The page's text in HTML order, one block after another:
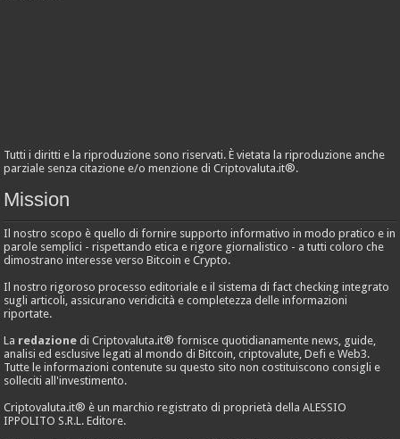
Tutti i diritti e la riproduzione sono riservati. È vietata la riproduzione anche
parziale senza citazione e/o menzione di Criptovaluta.it®.
Mission
Il nostro scopo è quello di fornire supporto informativo in modo pratico e in
parole semplici - rispettando etica e rigore giornalistico - a tutti coloro che
dimostrano interesse verso Bitcoin e Crypto.
Il nostro rigoroso processo editoriale e il sistema di fact checking integrato
sugli articoli, assicurano veridicità e completezza delle informazioni
riportate.
La redazione di Criptovaluta.it® fornisce quotidianamente news, guide,
analisi ed esclusive legati al mondo di Bitcoin, criptovalute, Defi e Web3.
Tutte le informazioni contenute su questo sito non costituiscono consigli e
solleciti all'investimento.
Criptovaluta.it® è un marchio registrato di proprietà della ALESSIO
IPPOLITO S.R.L. Editore.